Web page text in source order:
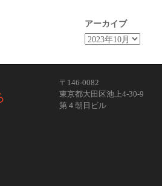
アーカイブ
〒146-0082
東京都大田区池上4-30-9
第４朝日ビル